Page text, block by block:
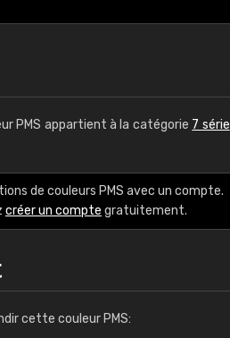
PMS appartient à la catégorie 7 série
de couleurs PMS avec un compte.
créer un compte gratuitement.
cette couleur PMS: